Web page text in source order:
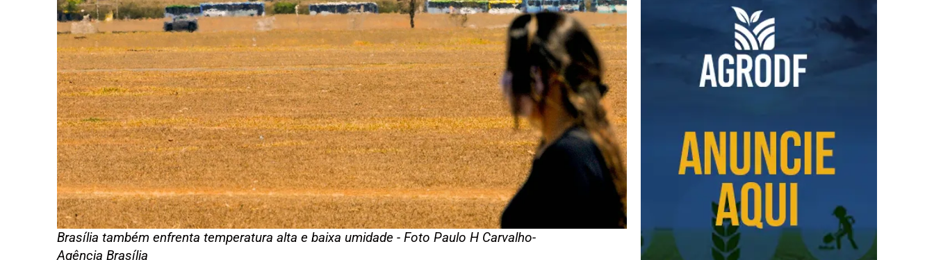
Brasília também enfrenta temperatura alta e baixa umidade - Foto Paulo H Carvalho-
Agência Brasília